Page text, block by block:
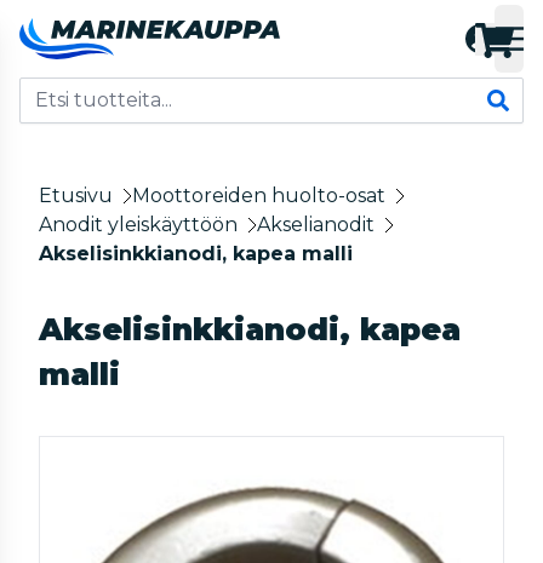
Etusivu
Moottoreiden huolto-osat
Anodit yleiskäyttöön
Akselianodit
Akselisinkkianodi, kapea malli
Akselisinkkianodi, kapea
malli